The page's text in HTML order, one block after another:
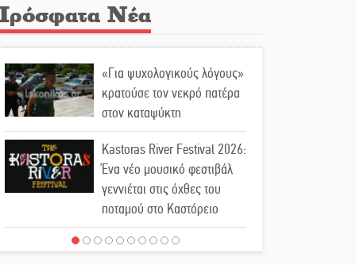
Νέα
«Για ψυχολογικούς λόγους»
κρατούσε τον νεκρό πατέρα
στον καταψύκτη
Kastoras River Festival 2026:
Ένα νέο μουσικό φεστιβάλ
γεννιέται στις όχθες του
ποταμού στο Καστόρειο
Τα ζάρια παίρνουν «φωτιά»